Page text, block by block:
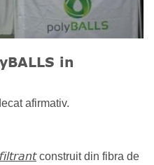
in
afirmativ.
construit din fibra de